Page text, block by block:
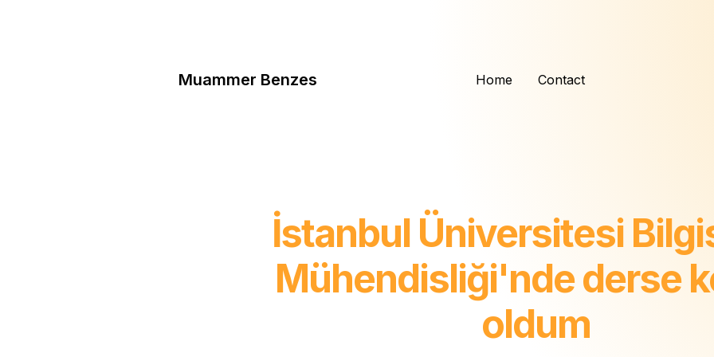
Muammer Benzes Home Contact
İstanbul Üniversitesi
Mühendisliği'nde derse
oldum